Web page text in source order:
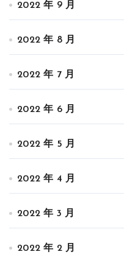
2022 年 9 月
2022 年 8 月
2022 年 7 月
2022 年 6 月
2022 年 5 月
2022 年 4 月
2022 年 3 月
2022 年 2 月